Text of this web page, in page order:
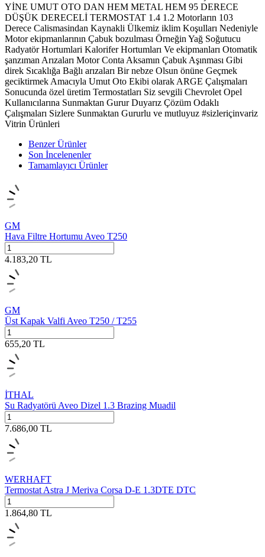
YİNE UMUT OTO DAN HEM METAL HEM 95 DERECE
DÜŞÜK DERECELİ TERMOSTAT 1.4 1.2 Motorların 103
Derece Calismasindan Kaynakli Ülkemiz iklim Koşulları Nedeniyle
Motor ekipmanlarının Çabuk bozulması Örneğin Yağ Soğutucu
Radyatör Hortumlari Kalorifer Hortumları Ve ekipmanları Otomatik
şanzıman Arızaları Motor Conta Aksamın Çabuk Aşınması Gibi
direk Sıcaklığa Bağlı arızaları Bir nebze Olsun önüne Geçmek
geciktirmek Amacıyla Umut Oto Ekibi olarak ARGE Çalışmaları
Sonucunda özel üretim Termostatları Siz sevgili Chevrolet Opel
Kullanıcılarına Sunmaktan Gurur Duyarız Çözüm Odaklı
Çalışmaları Sizlere Sunmaktan Gururlu ve mutluyuz #sizleriçinvariz
Vitrin Ürünleri
Benzer Ürünler
Son İncelenenler
Tamamlayıcı Ürünler
GM
Hava Filtre Hortumu Aveo T250
4.183,20 TL
GM
Üst Kapak Valfi Aveo T250 / T255
655,20 TL
İTHAL
Su Radyatörü Aveo Dizel 1.3 Brazing Muadil
7.686,00 TL
WERHAFT
Termostat Astra J Meriva Corsa D-E 1.3DTE DTC
1.864,80 TL